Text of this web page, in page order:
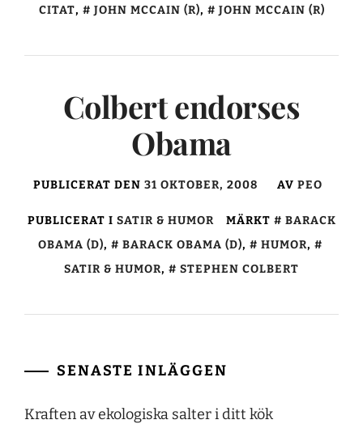
CITAT, JOHN MCCAIN (R), JOHN MCCAIN (R)
Colbert endorses
Obama
PUBLICERAT DEN 31 OKTOBER, 2008 AV PEO
PUBLICERAT I SATIR & HUMOR MÄRKT
BARACK
OBAMA (D), BARACK OBAMA (D), HUMOR,
SATIR & HUMOR, STEPHEN COLBERT
SENASTE INLÄGGEN
Kraften av ekologiska salter i ditt kök